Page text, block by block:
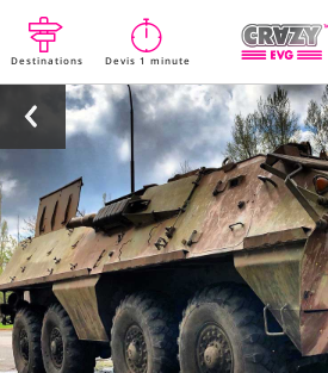
Destinations Devis 1 minute